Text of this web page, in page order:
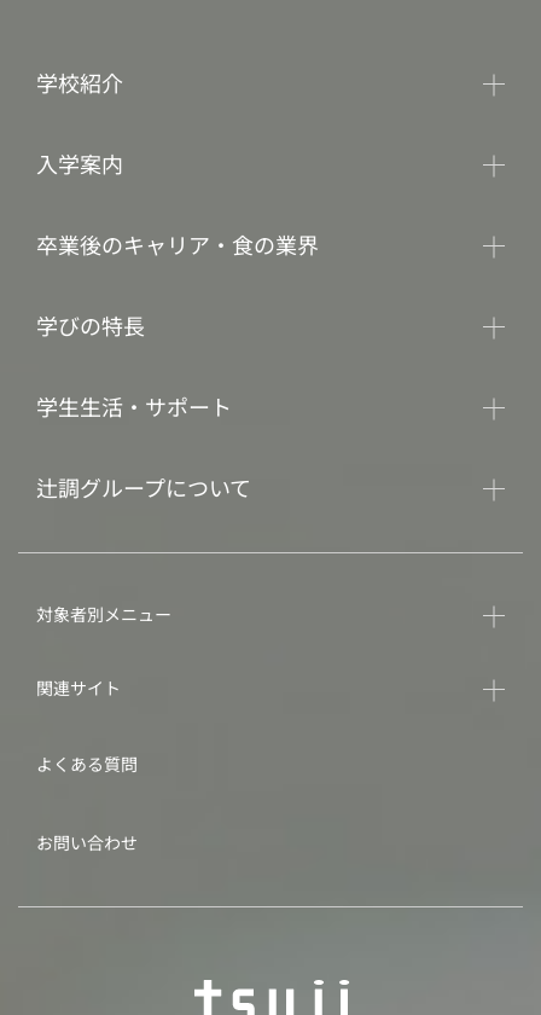
学校紹介
入学案内
卒業後のキャリア・食の業界
学びの特長
学生生活・サポート
辻調グループについて
対象者別メニュー
関連サイト
よくある質問
お問い合わせ